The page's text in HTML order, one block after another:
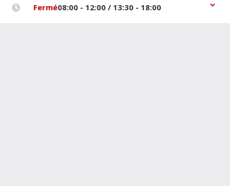
Fermé08:00 - 12:00 / 13:30 - 18:00